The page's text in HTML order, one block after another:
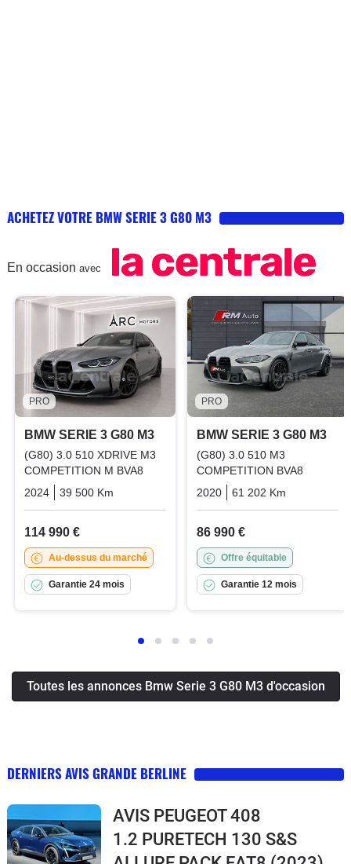
ACHETEZ VOTRE BMW SERIE 3 G80 M3
En occasion avec
PRO
BMW SERIE 3 G80 M3
(G80) 3.0 510 XDRIVE M3
COMPETITION M BVA8
2024
39 500 Km Essence
114 990 €
Au-dessus du marché
Garantie 24 mois
PRO
BMW SERIE 3 G80 M3
(G80) 3.0 510 M3
COMPETITION BVA8
2020
61 202 Km
86 990 €
Offre équitable
Garantie 12 mois
Toutes les annonces Bmw Serie 3 G80 M3 d'occasion
DERNIERS AVIS GRANDE BERLINE
AVIS PEUGEOT 408
1.2 PURETECH 130 S&S